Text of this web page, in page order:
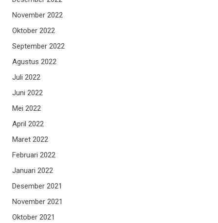
November 2022
Oktober 2022
September 2022
Agustus 2022
Juli 2022
Juni 2022
Mei 2022
April 2022
Maret 2022
Februari 2022
Januari 2022
Desember 2021
November 2021
Oktober 2021